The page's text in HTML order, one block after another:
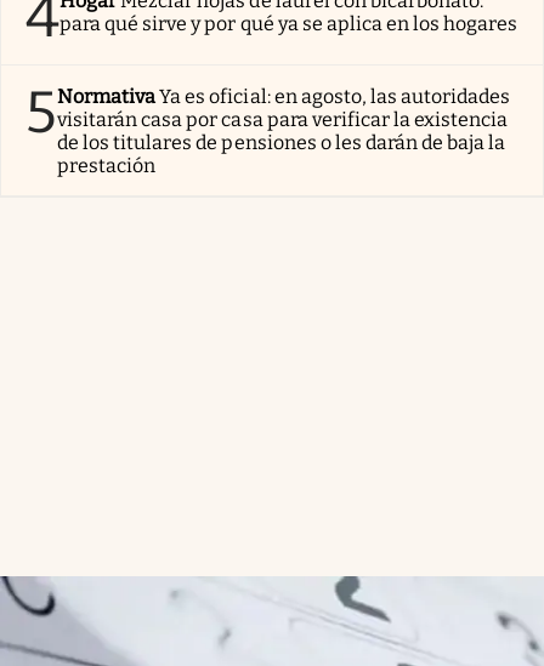
4para qué sirve y por qué ya se aplica en los hogares
5NormativaYa es oficial: en agosto, las autoridades
visitarán casa por casa para verificar la existencia
de los titulares de pensiones o les darán de baja la
prestación